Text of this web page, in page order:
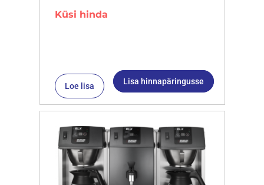
Küsi hinda
Loe lisa Lisa hinnapäringusse